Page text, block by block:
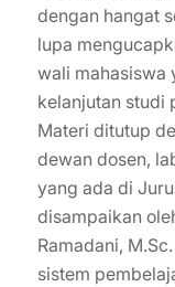
dengan hangat
lupa
wali mahasiswa
kelanjutan studi
Materi ditutup
dewan dosen,
yang ada di
disampaikan
Ramadani,
sistem